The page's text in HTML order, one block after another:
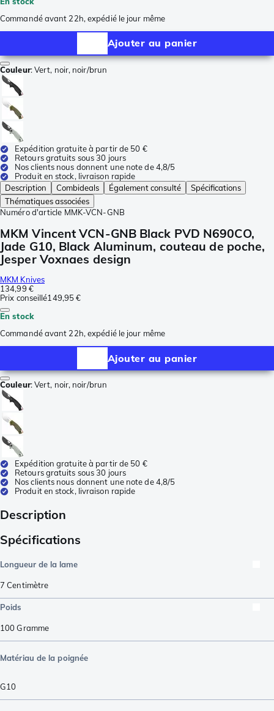
Commandé avant 22h, expédié le jour même
Ajouter au panier
Couleur:Vert, noir, noir/brun
Expédition gratuite à partir de 50 €
Retours gratuits sous 30 jours
Nos clients nous donnent une note de 4,8/5
Produit en stock, livraison rapide
Description
Combideals Également consulté
Spécifications
Thématiques associées
Numéro d'article MMK-VCN-GNB
MKM Vincent VCN-GNB Black PVD N690CO,
Jade G10, Black Aluminum, couteau de poche,
Jesper Voxnaes design
MKM Knives
134,99 €
Prix conseillé149,95 €
En stock
Commandé avant 22h, expédié le jour même
Ajouter au panier
Couleur:Vert, noir, noir/brun
Expédition gratuite à partir de 50 €
Retours gratuits sous 30 jours
Nos clients nous donnent une note de 4,8/5
Produit en stock, livraison rapide
Description
Spécifications
Longueur de la lame
7 Centimètre
Poids
100Gramme
Matériau de la poignée
G10